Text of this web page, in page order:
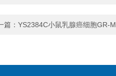
篇： YS2384C小鼠乳腺癌细胞GR-